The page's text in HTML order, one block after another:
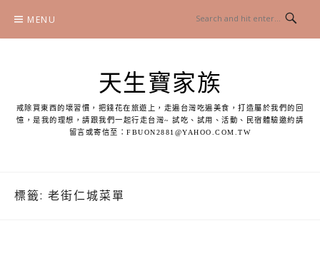
content
MENU
天生寶家族
戒除買東西的壞習慣，把錢花在旅遊上，走遍台灣吃遍美食，打造屬於我們的回
憶，是我的理想，請跟我們一起行走台灣~ 試吃、試用、活動、民宿體驗邀約請
留言或寄信至：FBUON2881@YAHOO.COM.TW
標籤: 老街仁城菜單